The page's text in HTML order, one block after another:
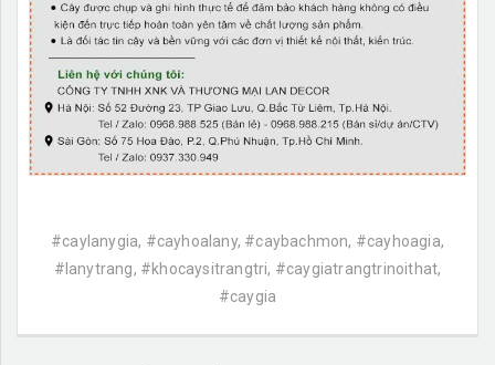
#caylanygia, #cayhoalany, #caybachmon, #cayhoagia,
#lanytrang, #khocaysitrangtri, #caygiatrangtrinoithat,
#caygia